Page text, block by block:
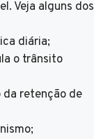
Veja alguns dos
diária;
o trânsito
retenção de